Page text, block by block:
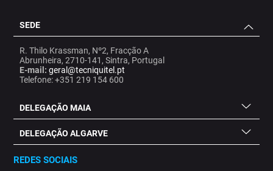
SEDE
R. Thilo Krassman, Nº2, Fracção A
Abrunheira, 2710-141, Sintra, Portugal
E-mail: geral@tecniquitel.pt
Telefone: +351 219 154 600
DELEGAÇÃO MAIA
DELEGAÇÃO ALGARVE
REDES SOCIAIS